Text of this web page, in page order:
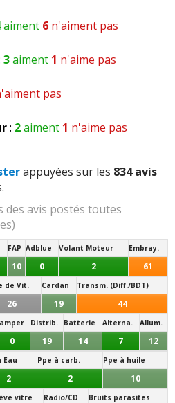
aiment 6 n'aiment pas
3aiment 1 n'aime pas
pas
: 2aiment 1 n'aime pas
appuyées sur les 834 avis
des avis postés toutes
FAP Adblue Volant Moteur Embray.
10 0 2 61
de Vit. Cardan Transm. (Diff./BDT)
26 19 44
Distrib. Batterie Alterna. Allum.
0 19 14 7 12
Eau Ppe à carb. Ppe à huile
2 2 10
vitre Radio/CD Bruits parasites